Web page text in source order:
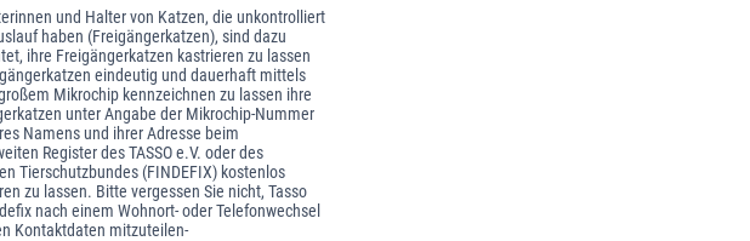
und Halter von Katzen, die unkontrolliert
haben (Freigängerkatzen), sind dazu
ihre Freigängerkatzen kastrieren zu lassen
eindeutig und dauerhaft mittels
Mikrochip kennzeichnen zu lassen ihre
unter Angabe der Mikrochip-Nummer
Namens und ihrer Adresse beim
Register des TASSO e.V. oder des
Tierschutzbundes (FINDEFIX) kostenlos
zu lassen. Bitte vergessen Sie nicht, Tasso
nach einem Wohnort- oder Telefonwechsel
Kontaktdaten mitzuteilen-